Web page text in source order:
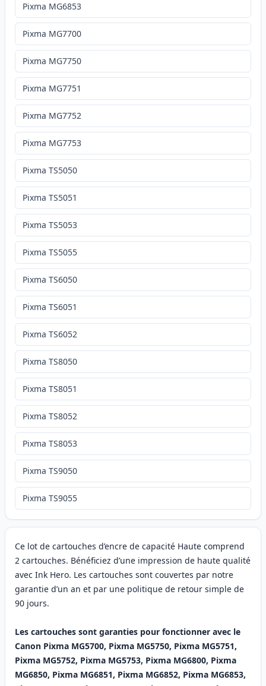
Ce lot de cartouches d’encre de capacité Haute comprend
2 cartouches. Bénéficiez d’une impression de haute qualité
avec Ink Hero. Les cartouches sont couvertes par notre
garantie d’un an et par une politique de retour simple de
90 jours.
Les cartouches sont garanties pour fonctionner avec le
Canon Pixma MG5700, Pixma MG5750, Pixma MG5751,
Pixma MG5752, Pixma MG5753, Pixma MG6800, Pixma
MG6850, Pixma MG6851, Pixma MG6852, Pixma MG6853,
Pixma MG6853
Pixma MG7700
Pixma MG7750
Pixma MG7751
Pixma MG7752
Pixma MG7753
Pixma TS5050
Pixma TS5051
Pixma TS5053
Pixma TS5055
Pixma TS6050
Pixma TS6051
Pixma TS6052
Pixma TS8050
Pixma TS8051
Pixma TS8052
Pixma TS8053
Pixma TS9050
Pixma TS9055